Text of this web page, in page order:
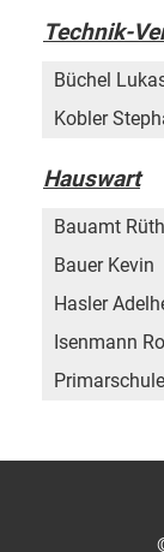
Technik-
Büchel
Kobler
Hauswart
Bauamt
Bauer Kevin
Hasler
Isenmann